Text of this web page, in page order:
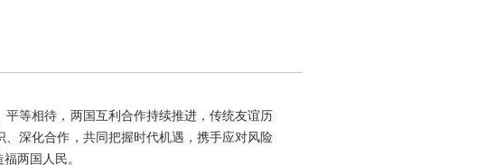
等相待，两国互利合作持续推进，传统友谊历
深化合作，共同把握时代机遇，携手应对风险
两国人民。